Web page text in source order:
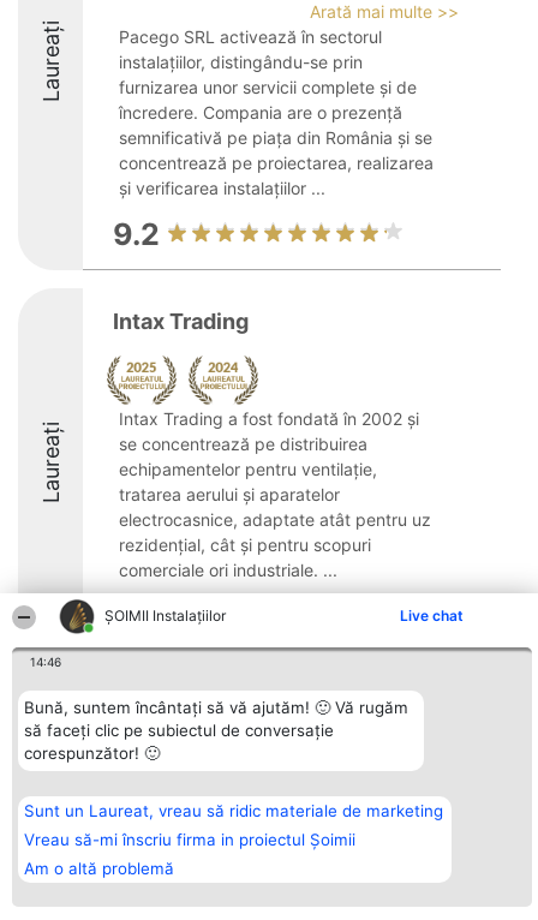
ŞOIMII Instalaţiilor Live chat
14:46
Bună, suntem încântați să vă ajutăm! 🙂 Vă rugăm
să faceți clic pe subiectul de conversație
corespunzător! 🙂
Sunt un Laureat, vreau să ridic materiale de marketing
Vreau să-mi înscriu firma in proiectul Șoimii
Am o altă problemă
Laureați
Arată mai multe >>
Pacego SRL activează în sectorul
instalațiilor, distingându-se prin
furnizarea unor servicii complete și de
încredere. Compania are o prezență
semnificativă pe piața din România și se
concentrează pe proiectarea, realizarea
și verificarea instalațiilor ...
9.2
Laureați
Intax Trading
Intax Trading a fost fondată în 2002 și
se concentrează pe distribuirea
echipamentelor pentru ventilație,
tratarea aerului și aparatelor
electrocasnice, adaptate atât pentru uz
rezidențial, cât și pentru scopuri
comerciale ori industriale. ...
8.2
Organizator Ranking
BRIGHT SOLUTIONS BR SRL
Aleea Timisul De Sus 2 Bl. A30
Sc. A Et. 4 Ap. 13 Cod 061952
București
tel: +40 770 990 492
Plebiscyt
Câștigătorii
Lista Tuturor
Reguli
Politica de
Contact
Contact